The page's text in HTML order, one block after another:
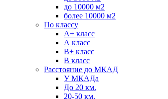
до 10000 м2
более 10000 м2
По классу
A+ класс
А класс
В+ класс
B класс
Расстояние до МКАД
У МКАДа
До 20 км.
20-50 км.